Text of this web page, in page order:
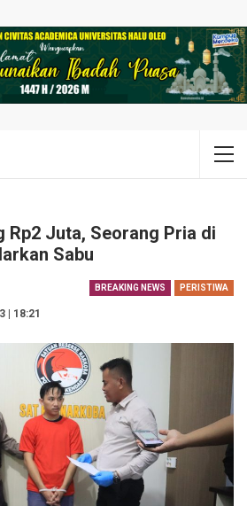
Rp2 Juta, Seorang Pria di
Sabu
BREAKING NEWS PERISTIWA
| 18:21